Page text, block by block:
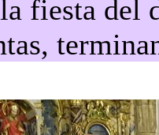
fiesta del